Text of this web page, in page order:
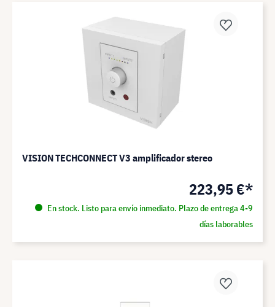
VISION TECHCONNECT V3 amplificador stereo
223,95 €*
En stock. Listo para envío inmediato. Plazo de entrega 4-9
días laborables